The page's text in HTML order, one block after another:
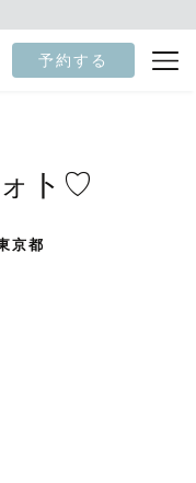
予約する
ト♡
京都